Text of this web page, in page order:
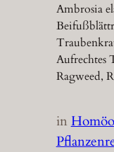
Ambrosia
Aufrechtes
Ragweed,
in